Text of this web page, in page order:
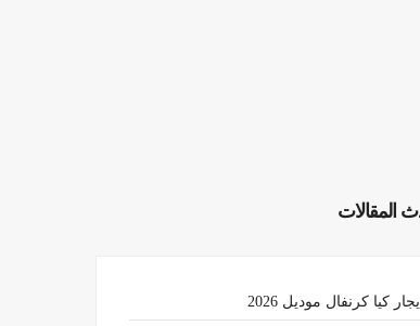
المقالات
ايجار كيا كرنفال موديل 2026